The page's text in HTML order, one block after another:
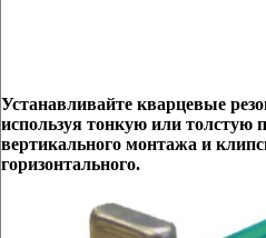
Устанавливайте кварцевые
используя тонкую или толстую
вертикального монтажа и
горизонтального.